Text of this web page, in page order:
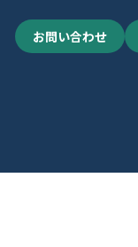
お問い合わせ